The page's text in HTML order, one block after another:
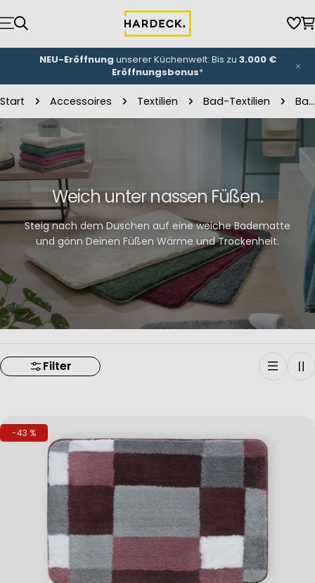
Inhalt
springen
NEU-Eröffnung unserer Küchenwelt: Bis zu 3.000 €
Eröffnungsbonus*
Start Accessoires Textilien Bad-Textilien Badematten
Weich unter nassen Füßen.
Steig nach dem Duschen auf eine weiche Badematte
und gönn Deinen Füßen Wärme und Trockenheit.
Filter
-43 %